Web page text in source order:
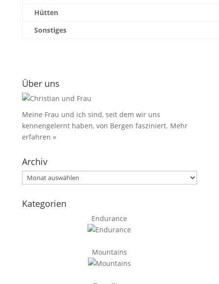
Hütten
Sonstiges
Über uns
Meine Frau und ich sind, seit dem wir uns
kennengelernt haben, von Bergen fasziniert. Mehr
erfahren »
Archiv
Archiv
Kategorien
Endurance
Mountains